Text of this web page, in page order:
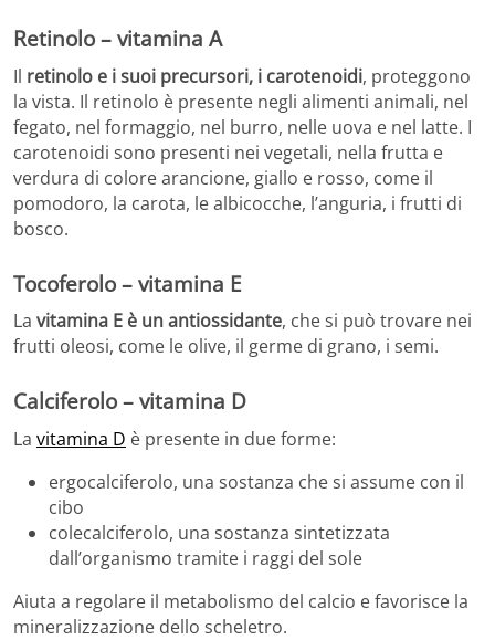
Retinolo – vitamina A
Il retinolo e i suoi precursori, i carotenoidi, proteggono
la vista. Il retinolo è presente negli alimenti animali, nel
fegato, nel formaggio, nel burro, nelle uova e nel latte. I
carotenoidi sono presenti nei vegetali, nella frutta e
verdura di colore arancione, giallo e rosso, come il
pomodoro, la carota, le albicocche, l’anguria, i frutti di
bosco.
Tocoferolo – vitamina E
La vitamina E è un antiossidante, che si può trovare nei
frutti oleosi, come le olive, il germe di grano, i semi.
Calciferolo – vitamina D
La vitamina D è presente in due forme:
ergocalciferolo, una sostanza che si assume con il
cibo
colecalciferolo, una sostanza sintetizzata
dall’organismo tramite i raggi del sole
Aiuta a regolare il metabolismo del calcio e favorisce la
mineralizzazione dello scheletro.